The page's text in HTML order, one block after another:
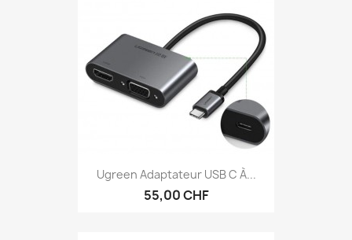
Ugreen Adaptateur USB C À...
55,00 CHF